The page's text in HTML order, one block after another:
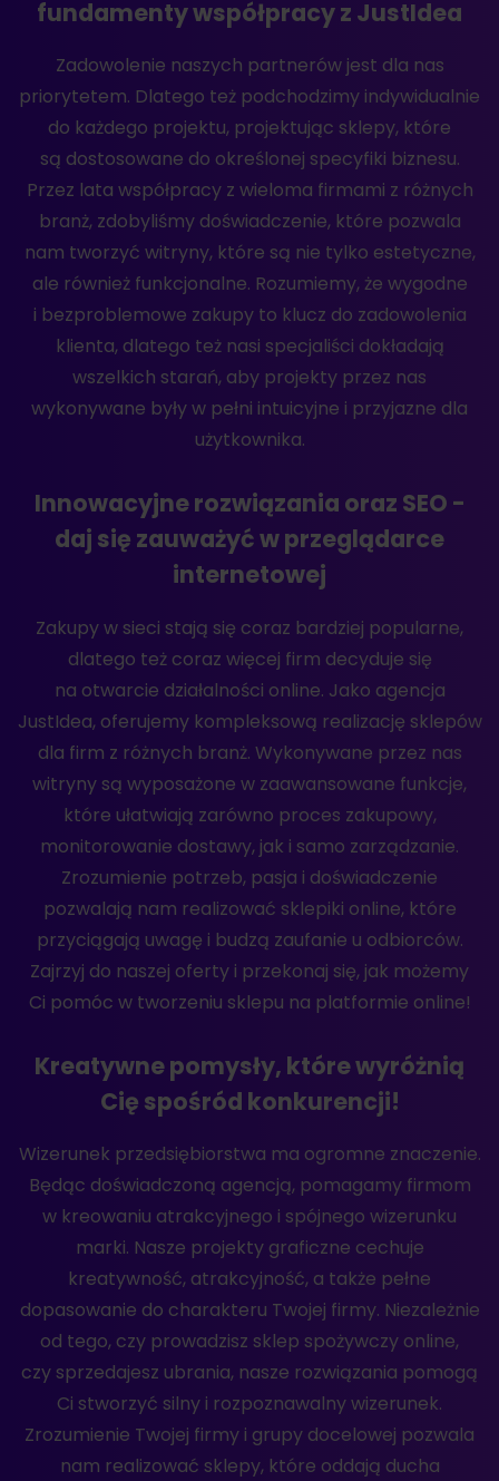
fundamenty współpracy z JustIdea
Zadowolenie naszych partnerów jest dla nas
priorytetem. Dlatego też podchodzimy indywidualnie
do każdego projektu, projektując sklepy, które
są dostosowane do określonej specyfiki biznesu.
Przez lata współpracy z wieloma firmami z różnych
branż, zdobyliśmy doświadczenie, które pozwala
nam tworzyć witryny, które są nie tylko estetyczne,
ale również funkcjonalne. Rozumiemy, że wygodne
i bezproblemowe zakupy to klucz do zadowolenia
klienta, dlatego też nasi specjaliści dokładają
wszelkich starań, aby projekty przez nas
wykonywane były w pełni intuicyjne i przyjazne dla
użytkownika.
Innowacyjne rozwiązania oraz SEO -
daj się zauważyć w przeglądarce
internetowej
Zakupy w sieci stają się coraz bardziej popularne,
dlatego też coraz więcej firm decyduje się
na otwarcie działalności online. Jako agencja
JustIdea, oferujemy kompleksową realizację sklepów
dla firm z różnych branż. Wykonywane przez nas
witryny są wyposażone w zaawansowane funkcje,
które ułatwiają zarówno proces zakupowy,
monitorowanie dostawy, jak i samo zarządzanie.
Zrozumienie potrzeb, pasja i doświadczenie
pozwalają nam realizować sklepiki online, które
przyciągają uwagę i budzą zaufanie u odbiorców.
Zajrzyj do naszej oferty i przekonaj się, jak możemy
Ci pomóc w tworzeniu sklepu na platformie online!
Kreatywne pomysły, które wyróżnią
Cię spośród konkurencji!
Wizerunek przedsiębiorstwa ma ogromne znaczenie.
Będąc doświadczoną agencją, pomagamy firmom
w kreowaniu atrakcyjnego i spójnego wizerunku
marki. Nasze projekty graficzne cechuje
kreatywność, atrakcyjność, a także pełne
dopasowanie do charakteru Twojej firmy. Niezależnie
od tego, czy prowadzisz sklep spożywczy online,
czy sprzedajesz ubrania, nasze rozwiązania pomogą
Ci stworzyć silny i rozpoznawalny wizerunek.
Zrozumienie Twojej firmy i grupy docelowej pozwala
nam realizować sklepy, które oddają ducha